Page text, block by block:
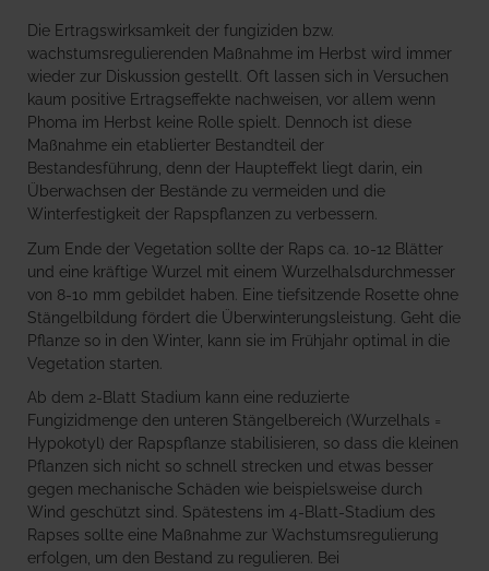
Die Ertragswirksamkeit der fungiziden bzw.
wachstumsregulierenden Maßnahme im Herbst wird immer
wieder zur Diskussion gestellt. Oft lassen sich in Versuchen
kaum positive Ertragseffekte nachweisen, vor allem wenn
Phoma im Herbst keine Rolle spielt. Dennoch ist diese
Maßnahme ein etablierter Bestandteil der
Bestandesführung, denn der Haupteffekt liegt darin, ein
Überwachsen der Bestände zu vermeiden und die
Winterfestigkeit der Rapspflanzen zu verbessern.
Zum Ende der Vegetation sollte der Raps ca. 10-12 Blätter
und eine kräftige Wurzel mit einem Wurzelhalsdurchmesser
von 8-10 mm gebildet haben. Eine tiefsitzende Rosette ohne
Stängelbildung fördert die Überwinterungsleistung. Geht die
Pflanze so in den Winter, kann sie im Frühjahr optimal in die
Vegetation starten.
Ab dem 2-Blatt Stadium kann eine reduzierte
Fungizidmenge den unteren Stängelbereich (Wurzelhals =
Hypokotyl) der Rapspflanze stabilisieren, so dass die kleinen
Pflanzen sich nicht so schnell strecken und etwas besser
gegen mechanische Schäden wie beispielsweise durch
Wind geschützt sind. Spätestens im 4-Blatt-Stadium des
Rapses sollte eine Maßnahme zur Wachstumsregulierung
erfolgen, um den Bestand zu regulieren. Bei